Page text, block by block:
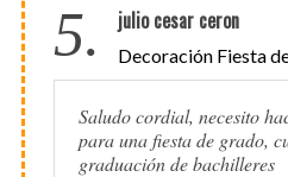
5. julio cesar ceron
Decoración Fiesta
Saludo cordial, necesito
para una fiesta de grado,
graduación de bachilleres